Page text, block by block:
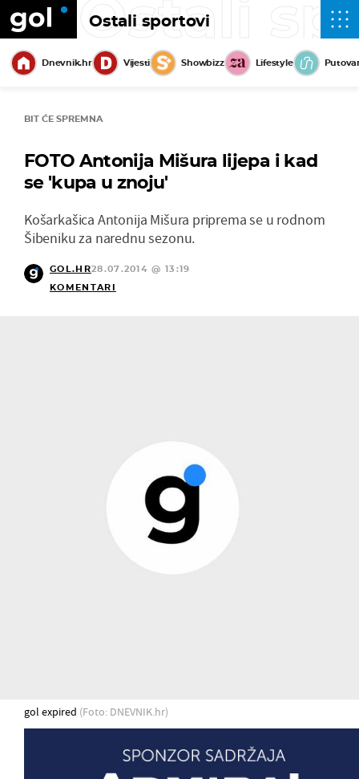
Ostali sportovi
Ostali
Dnevnik.hr Vijesti Showbizz Lifestyle
BIT ĆE SPREMNA
FOTO Antonija Mišura lijepa i kad
se 'kupa u znoju'
Košarkašica Antonija Mišura priprema se u rodnom
Šibeniku za narednu sezonu.
GOL.HR28.07.2014 @ 13:19
KOMENTARI
gol expired (Foto: DNEVNIK.hr)